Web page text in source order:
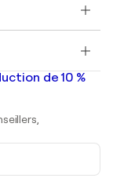
de 10 %